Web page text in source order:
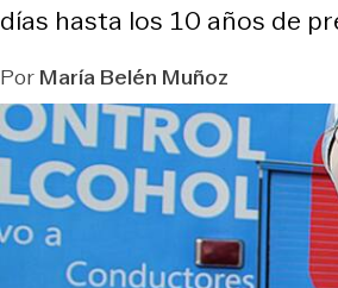
días hasta los 10 años de
PorMaría Belén Muñoz